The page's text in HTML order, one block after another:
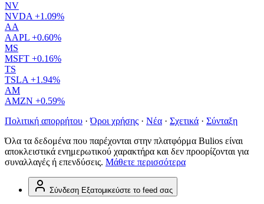
NV
NVDA +1.09%
AA
AAPL +0.60%
MS
MSFT +0.16%
TS
TSLA +1.94%
AM
AMZN +0.59%
Πολιτική απορρήτου · Όροι χρήσης · Νέα · Σχετικά · Σύνταξη
Όλα τα δεδομένα που παρέχονται στην πλατφόρμα Bulios είναι
αποκλειστικά ενημερωτικού χαρακτήρα και δεν προορίζονται για
συναλλαγές ή επενδύσεις. Μάθετε περισσότερα
Σύνδεση Εξατομικεύστε το feed σας